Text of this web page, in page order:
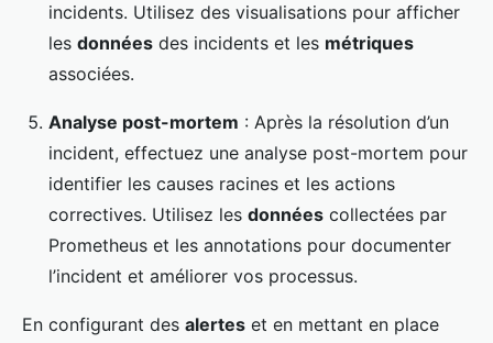
incidents. Utilisez des visualisations pour afficher
les données des incidents et les métriques
associées.
Analyse post-mortem : Après la résolution d’un
incident, effectuez une analyse post-mortem pour
identifier les causes racines et les actions
correctives. Utilisez les données collectées par
Prometheus et les annotations pour documenter
l’incident et améliorer vos processus.
En configurant des alertes et en mettant en place